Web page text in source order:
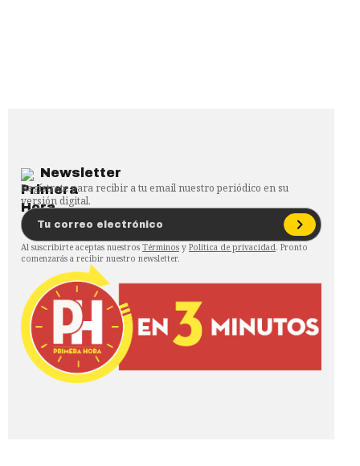
Newsletter
Regístrate para recibir a tu email nuestro periódico en su
versión digital.
Al suscribirte aceptas nuestros Términos y Política de privacidad. Pronto
comenzarás a recibir nuestro newsletter.